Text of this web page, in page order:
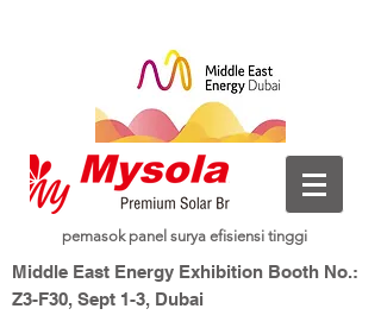
pemasok panel surya efisiensi tinggi
Middle East Energy Exhibition Booth No.:
Z3-F30, Sept 1-3, Dubai
InterSolar Munich 2024
Booth No.: A3-410